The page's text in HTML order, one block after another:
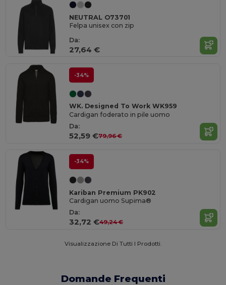
NEUTRAL O73701
Felpa unisex con zip
Da:
27,64 €
-34%
WK. Designed To Work WK959
Cardigan foderato in pile uomo
Da:
52,59 €79,96 €
-34%
Kariban Premium PK902
Cardigan uomo Supima®
Da:
32,72 €49,24 €
Visualizzazione Di Tutti I Prodotti.
Domande Frequenti